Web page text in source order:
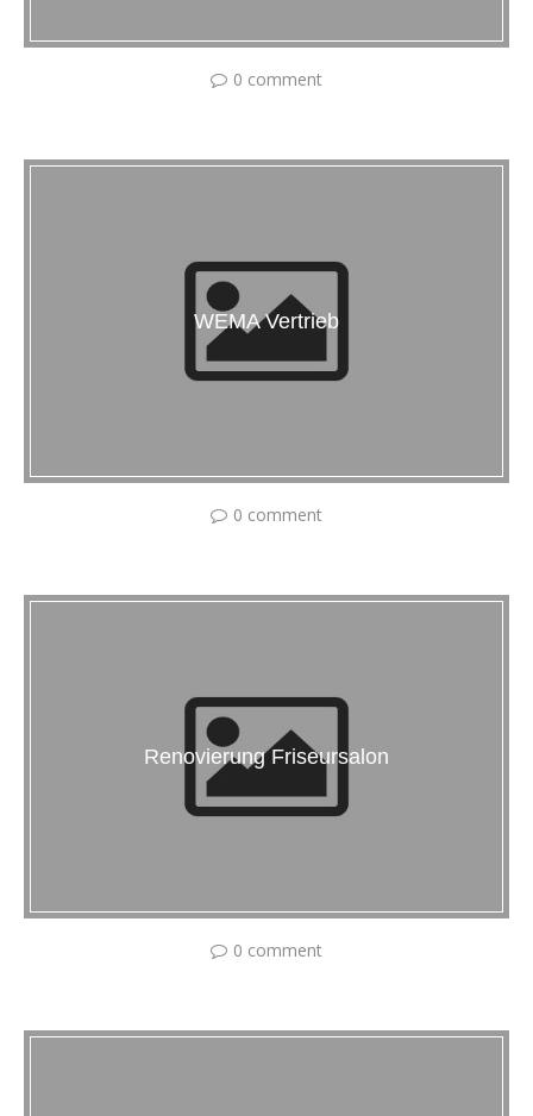
0 comment
WEMA Vertrieb
0 comment
Renovierung Friseursalon
0 comment